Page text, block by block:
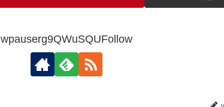
wpauserg9QWuSQUFollow